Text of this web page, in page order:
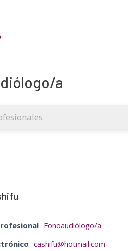
a
Fonoaudiólogo/a
cashifu@hotmail.com